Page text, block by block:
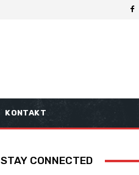
KONTAKT
STAY CONNECTED